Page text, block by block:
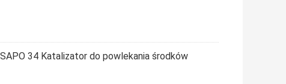
34 Katalizator do powlekania środków